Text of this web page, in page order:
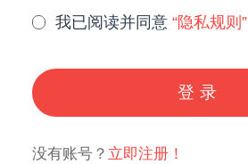
我已阅读并同意“隐私规则”
登录
没有账号？ 立即注册！